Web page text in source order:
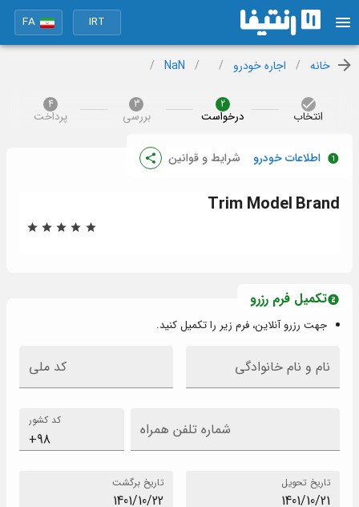
IRT
FA
خانه / اجاره خودرو /
/
NaN
/
انتخاب
2
درخواست
3
بررسی
4
پرداخت
اطلاعات خودرو شرایط و قوانین
Brand
Model
Trim
تکمیل فرم رزرو
جهت رزرو آنلاین، فرم زیر را تکمیل کنید.
نام و نام خانوادگی کد ملی
کد کشور شماره تلفن همراه
تاریخ تحویل تاریخ برگشت